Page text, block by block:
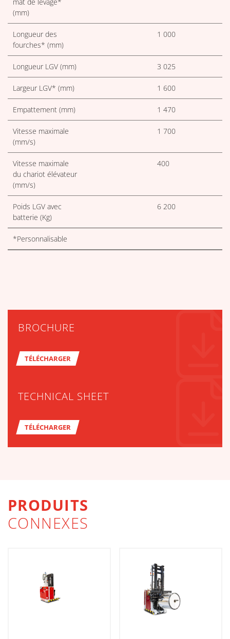
(mm)
Longueur des
fourches* (mm)
1 000
Longueur LGV (mm) 3 025
Largeur LGV* (mm) 1 600
Empattement (mm) 1 470
Vitesse maximale
(mm/s)
1 700
Vitesse maximale
du chariot élévateur
(mm/s)
400
Poids LGV avec
batterie (Kg)
6 200
*Personnalisable
BROCHURE
TÉLÉCHARGER
TECHNICAL SHEET
TÉLÉCHARGER
PRODUITS
CONNEXES